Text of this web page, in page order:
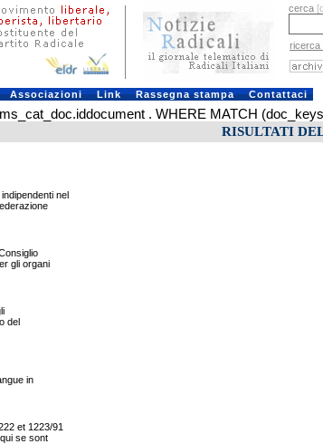
cerca
ricerca
Associazioni Link Rassegna stampa Contattaci
. WHERE MATCH
RISULTATI
nel
gli organi
del
in
et 1223/91
se sont